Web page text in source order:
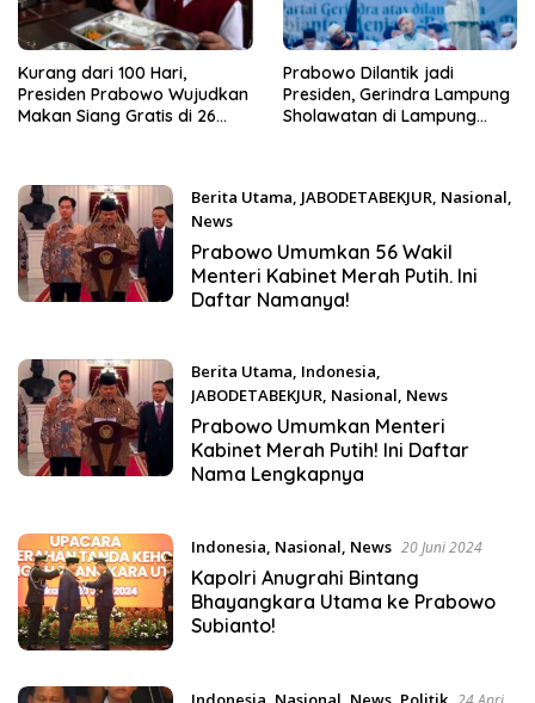
Kurang dari 100 Hari,
Presiden Prabowo Wujudkan
Makan Siang Gratis di 26
Prabowo Dilantik jadi
Presiden, Gerindra Lampung
Sholawatan di Lampung
Berita Utama JABODETABEKJUR Nasional
News
21 Oktober 2024
Prabowo Umumkan 56 Wakil
Menteri Kabinet Merah Putih. Ini
Daftar Namanya!
Berita Utama Indonesia
JABODETABEKJUR Nasional News
20 Oktober 2024
Prabowo Umumkan Menteri
Kabinet Merah Putih! Ini Daftar
Nama Lengkapnya
Indonesia Nasional News 20 Juni 2024
Kapolri Anugrahi Bintang
Bhayangkara Utama ke Prabowo
Subianto!